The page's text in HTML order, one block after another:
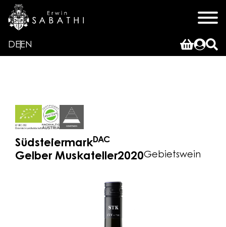
DEEN
SüdsteiermarkDAC
Gelber Muskateller2020Gebietswein